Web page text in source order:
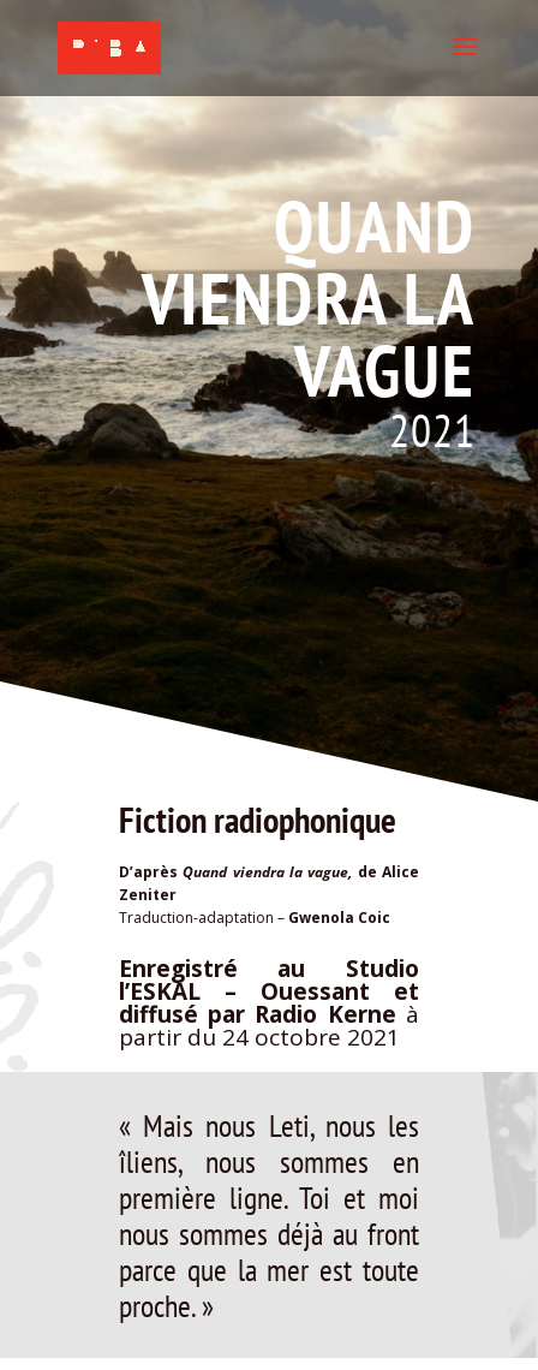
QUAND
VIENDRA LA
VAGUE
2021
Fiction radiophonique
D’aprèsQuand viendra la vague, de Alice
Zeniter
Traduction-adaptation – Gwenola Coic
Enregistré au Studio
l’ESKAL – Ouessant et
diffusé par Radio Kerne à
partir du 24 octobre 2021
« Mais nous Leti, nous les
îliens, nous sommes en
première ligne. Toi et moi
nous sommes déjà au front
parce que la mer est toute
proche. »